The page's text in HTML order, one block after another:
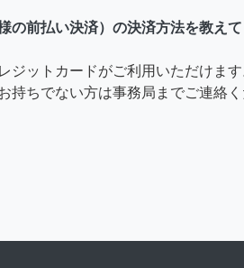
の前払い決済）の決済方法を教えて
ジットカードがご利用いただけます
持ちでない方は事務局までご連絡く